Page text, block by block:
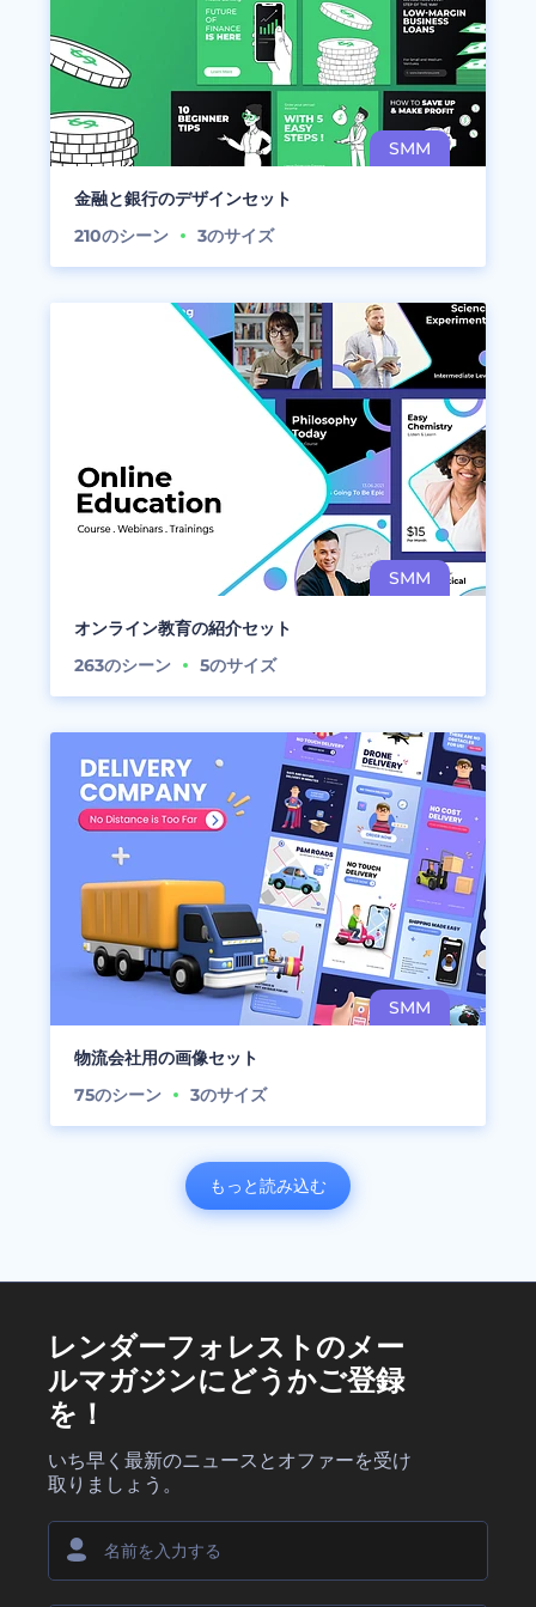
金融と銀行のデザインセット
210のシーン 3のサイズ
オンライン教育の紹介セット
263のシーン 5のサイズ
物流会社用の画像セット
75のシーン 3のサイズ
もっと読み込む
レンダーフォレストのメー
ルマガジンにどうかご登録
を！
いち早く最新のニュースとオファーを受け
取りましょう。